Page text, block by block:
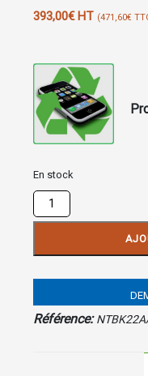
393,00€HT (471,60€
En stock
quantité
de
P/MISP
Référence: